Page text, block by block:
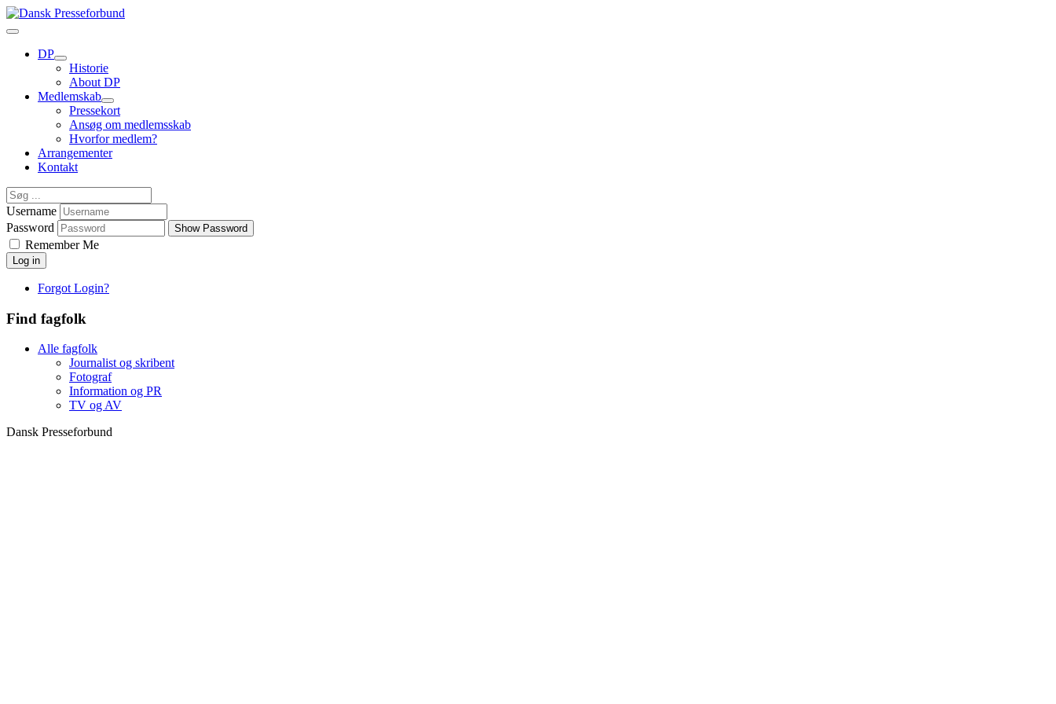
DP
Historie
About DP
Medlemskab
Pressekort
Ansøg om medlemsskab
Hvorfor medlem?
Arrangementer
Kontakt
Username
Password
Show Password
Remember Me
Log in
Forgot Login?
Find fagfolk
Alle fagfolk
Journalist og skribent
Fotograf
Information og PR
TV og AV
Dansk Presseforbund